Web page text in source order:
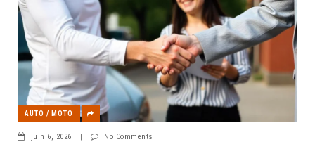
AUTO / MOTO
juin 6, 2026 No Comments